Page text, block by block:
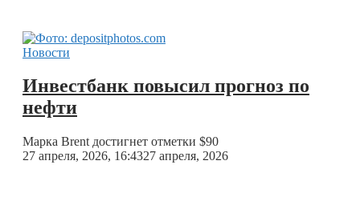
Новости
Инвестбанк повысил прогноз по
нефти
Марка Brent достигнет отметки $90
27 апреля, 2026, 16:4327 апреля, 2026